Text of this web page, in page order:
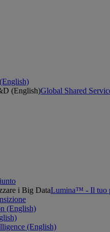
Global Shared
Lumina™ - Il tuo
(English)
(English)